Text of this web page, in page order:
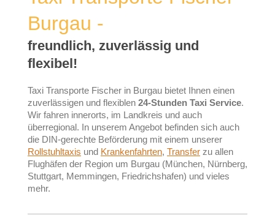
Burgau -
freundlich, zuverlässig und
flexibel!
Taxi Transporte Fischer in Burgau bietet Ihnen einen
zuverlässigen und flexiblen 24-Stunden Taxi Service.
Wir fahren innerorts, im Landkreis und auch
überregional. In unserem Angebot befinden sich auch
die DIN-gerechte Beförderung mit einem unserer
Rollstuhltaxis und Krankenfahrten, Transfer zu allen
Flughäfen der Region um Burgau (München, Nürnberg,
Stuttgart, Memmingen, Friedrichshafen) und vieles
mehr.